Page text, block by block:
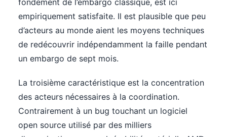
empiriquement satisfaite. Il est plausible que peu
d’acteurs au monde aient les moyens techniques
de redécouvrir indépendamment la faille pendant
un embargo de sept mois.
La troisième caractéristique est la concentration
des acteurs nécessaires à la coordination.
Contrairement à un bug touchant un logiciel
open source utilisé par des milliers